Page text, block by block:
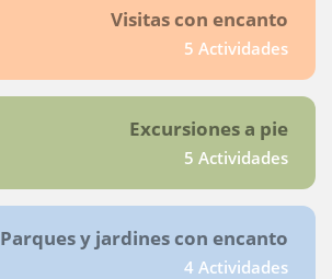
Visitas con encanto
5 Actividades
Excursiones a pie
5 Actividades
Parques y jardines con encanto
4 Actividades